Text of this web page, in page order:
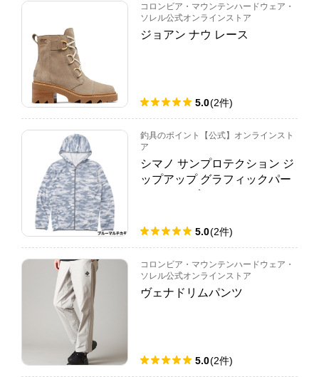
コロンビア・マウンテンハードウェア・
ソレル公式オンラインストア
ジョアン ナウ レース
5.0(2件)
釣具のポイント【公式】オンラインスト
ア
シマノ サンプロテクション ジ
ップアップ グラフィックパー
5.0(2件)
コロンビア・マウンテンハードウェア・
ソレル公式オンラインストア
ヴェナドリムパンツ
5.0(2件)